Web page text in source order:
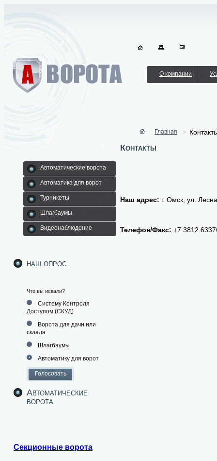
О компании
Автоматические ворота
Автоматика для ворот
Турникеты
Шлагбаумы
Видеонаблюдение
наш опрос
Что вы искали?
Систему Контроля
Доступом (СКУД)
Ворота для дачи или
склада
Шлагбаумы
Автоматику для ворот
Автоматические
ворота
Секционные ворота
Главная
Контакты
Наш адрес: г. Омск, ул.
Телефон/Факс: +7 3812